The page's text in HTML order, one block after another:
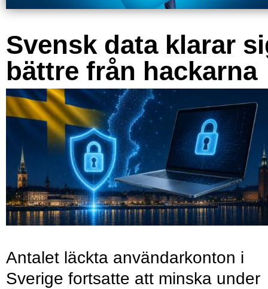
Svensk data klarar
bättre från hackarna
Antalet läckta användarkonton i
Sverige fortsatte att minska under